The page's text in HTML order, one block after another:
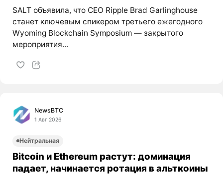
SALT объявила, что CEO Ripple Brad Garlinghouse
станет ключевым спикером третьего ежегодного
Wyoming Blockchain Symposium — закрытого
мероприятия...
NewsBTC
1 Авг 2026
Нейтральная
Bitcoin и Ethereum растут: доминация
падает, начинается ротация в альткоины